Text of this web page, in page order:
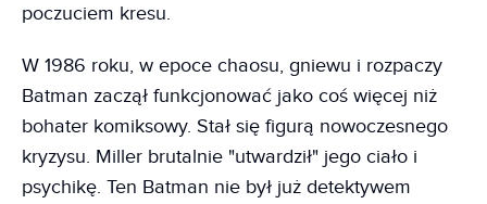
poczuciem kresu.
W 1986 roku, w epoce chaosu, gniewu i rozpaczy
Batman zaczął funkcjonować jako coś więcej niż
bohater komiksowy. Stał się figurą nowoczesnego
kryzysu. Miller brutalnie "utwardził" jego ciało i
psychikę. Ten Batman nie był już detektywem